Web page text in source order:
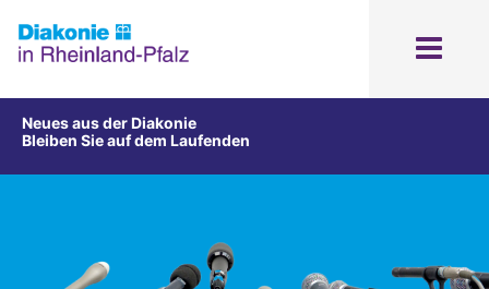
Neues aus der Diakonie
Bleiben Sie auf dem Laufenden